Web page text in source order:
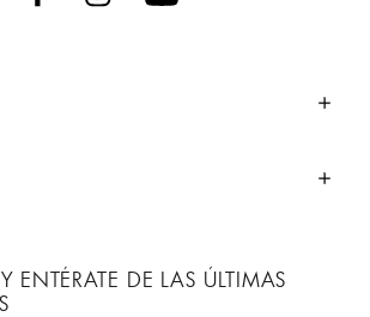
ENTÉRATE DE LAS ÚLTIMAS